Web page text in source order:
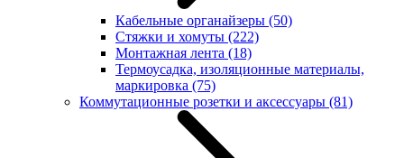
Кабельные органайзеры (50)
Стяжки и хомуты (222)
Монтажная лента (18)
Термоусадка, изоляционные материалы,
маркировка (75)
Коммутационные розетки и аксессуары (81)